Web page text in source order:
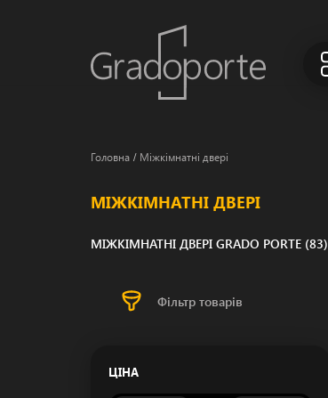
Міжкімнатні двері
МІЖКІМНАТНІ ДВЕРІ
МІЖКІМНАТНІ ДВЕРІ GRADO PORTE (83)
Фільтр товарів
ЦІНА